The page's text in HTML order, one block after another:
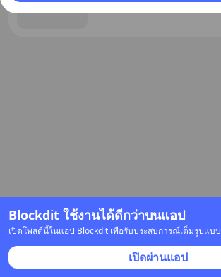
Blockdit ใช้งานได้ดีกว่าบนแอป
เปิดโพสต์นี้ในแอป Blockdit เพื่อรับประสบการณ์เต็มรูปแบบ
เปิดผ่านแอป
โฆษณา